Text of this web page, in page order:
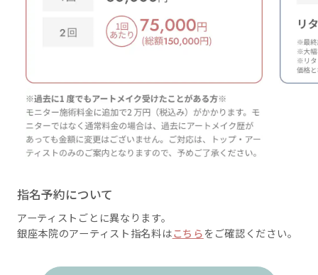
指名予約について
アーティストごとに異なります。
銀座本院のアーティスト指名料はこちらをご確認ください。